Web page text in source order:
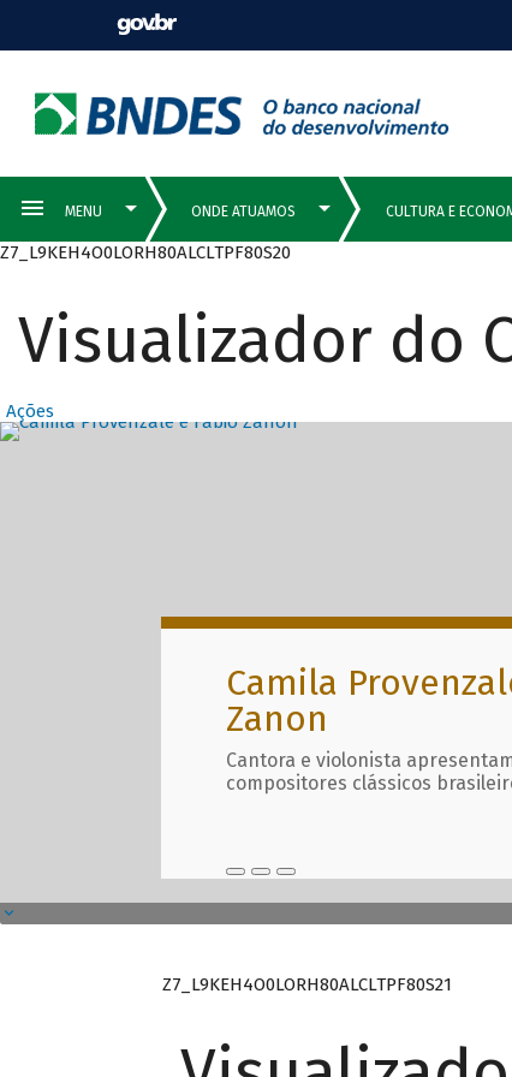
Z7_L9KEH4O0LORH80ALCLTPF80S20
Visualizador do
Ações
Destaques
Camila
Zanon
Cantora e violonista
compositores clássicos
Z7_L9KEH4O0LORH80ALCLTPF80S21